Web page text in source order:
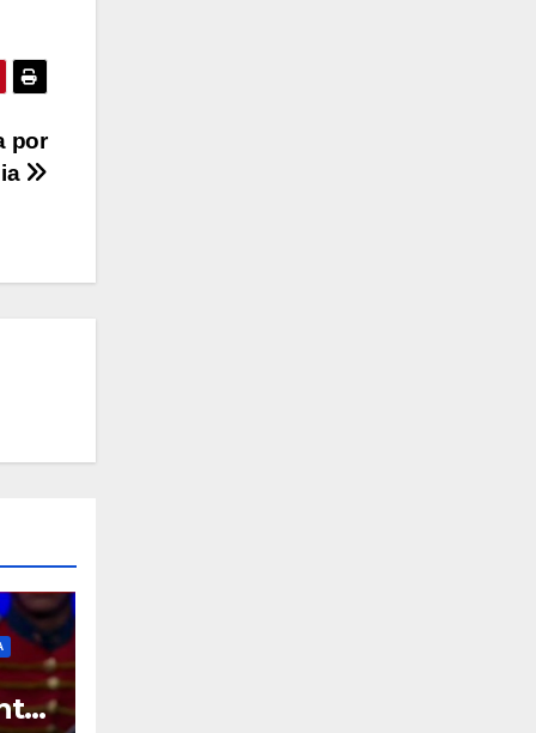
por